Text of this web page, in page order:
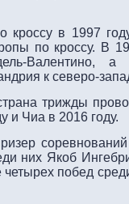
в 1997
по кроссу. В
Валентино,
к северо-
трижды
и Чиа в 2016 году.
них Якоб
побед